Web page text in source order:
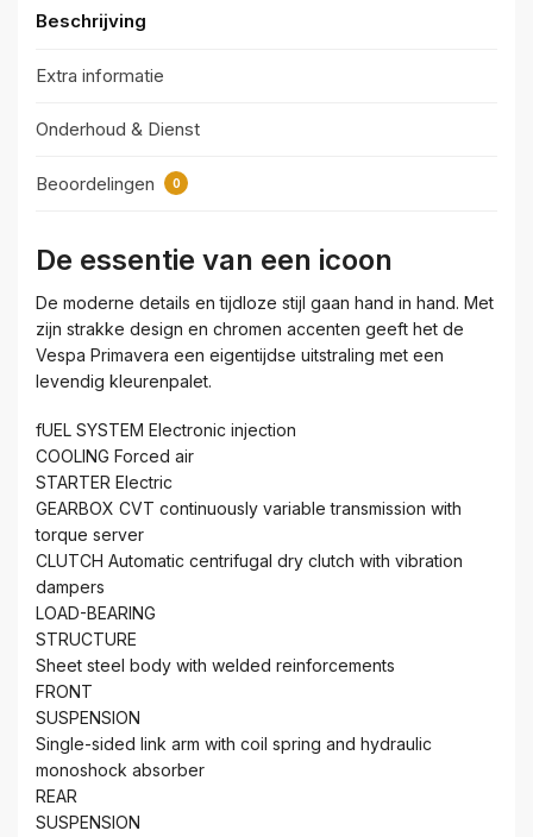
Beschrijving
Extra informatie
Onderhoud & Dienst
Beoordelingen 0
De essentie van een icoon
De moderne details en tijdloze stijl gaan hand in hand. Met
zijn strakke design en chromen accenten geeft het de
Vespa Primavera een eigentijdse uitstraling met een
levendig kleurenpalet.
fUEL SYSTEM Electronic injection
COOLING Forced air
STARTER Electric
GEARBOX CVT continuously variable transmission with
torque server
CLUTCH Automatic centrifugal dry clutch with vibration
dampers
LOAD-BEARING
STRUCTURE
Sheet steel body with welded reinforcements
FRONT
SUSPENSION
Single-sided link arm with coil spring and hydraulic
monoshock absorber
REAR
SUSPENSION